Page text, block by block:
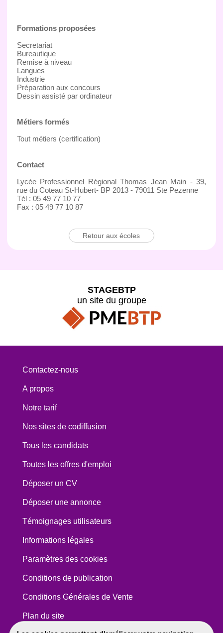
Formations proposées
Secretariat
Bureautique
Remise à niveau
Langues
Industrie
Préparation aux concours
Dessin assisté par ordinateur
Métiers formés
Tout métiers (certification)
Contact
Lycée Professionnel Régional Thomas Jean Main - 39,
rue du Coteau St-Hubert- BP 2013 - 79011 Ste Pezenne
Tél : 05 49 77 10 77
Fax : 05 49 77 10 87
Retour aux écoles
STAGEBTP
un site du groupe
Contactez-nous
A propos
Notre tarif
Nos sites de codiffusion
Tous les candidats
Toutes les offres d'emploi
Déposer un CV
Déposer une annonce
Témoignages utilisateurs
Informations légales
Paramètres des cookies
Conditions de publication
Conditions Générales de Vente
Plan du site